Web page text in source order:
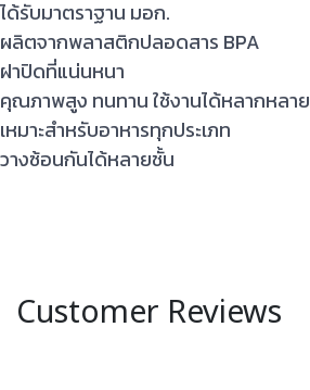
ได้รับมาตราฐาน มอก.
ผลิตจากพลาสติกปลอดสาร BPA
ฝาปิดที่แน่นหนา
คุณภาพสูง ทนทาน ใช้งานได้หลากหลาย
เหมาะสำหรับอาหารทุกประเภท
วางซ้อนกันได้หลายชั้น
Customer Reviews